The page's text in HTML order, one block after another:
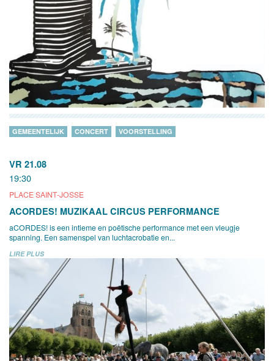
VR 21.08
19:30
PLACE SAINT-JOSSE
GEMEENTELIJK CONCERT VOORSTELLING
ACORDES! MUZIKAAL CIRCUS PERFORMANCE
aCORDES! is een intieme en poëtische performance met een vleugje
spanning. Een samenspel van luchtacrobatie en...
LIRE PLUS